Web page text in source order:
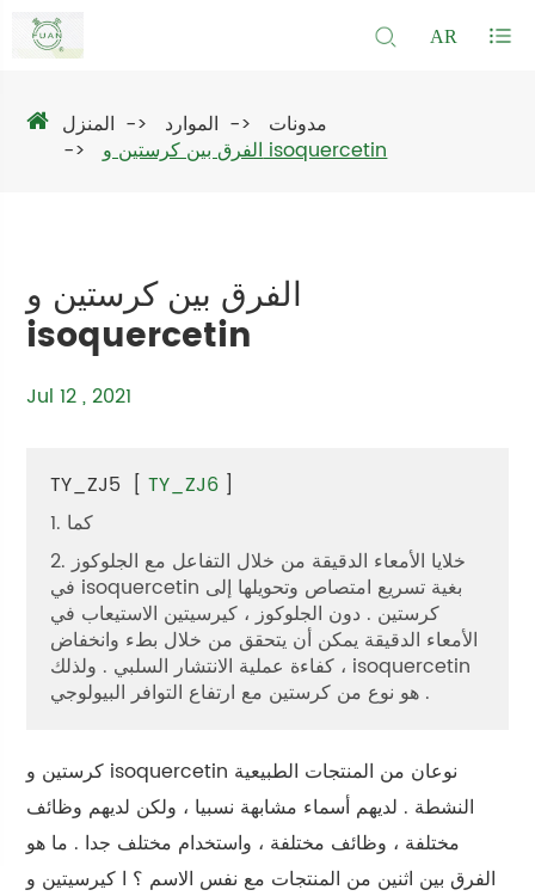
AR
المنزل الموارد
مدونات
الفرق بين كرستين و isoquercetin
الفرق بين كرستين و
isoquercetin
Jul 12 , 2021
TY_ZJ5 [ TY_ZJ6 ]
1. كما
2. خلايا الأمعاء الدقيقة من خلال التفاعل مع الجلوكوز
في isoquercetin بغية تسريع امتصاص وتحويلها إلى
كرستين . دون الجلوكوز ، كيرسيتين الاستيعاب في
الأمعاء الدقيقة يمكن أن يتحقق من خلال بطء وانخفاض
كفاءة عملية الانتشار السلبي . ولذلك ، isoquercetin
هو نوع من كرستين مع ارتفاع التوافر البيولوجي .
كرستين و isoquercetin نوعان من المنتجات الطبيعية
النشطة . لديهم أسماء مشابهة نسبيا ، ولكن لديهم وظائف
مختلفة ، وظائف مختلفة ، واستخدام مختلف جدا . ما هو
الفرق بين اثنين من المنتجات مع نفس الاسم ؟ ا كيرسيتين و